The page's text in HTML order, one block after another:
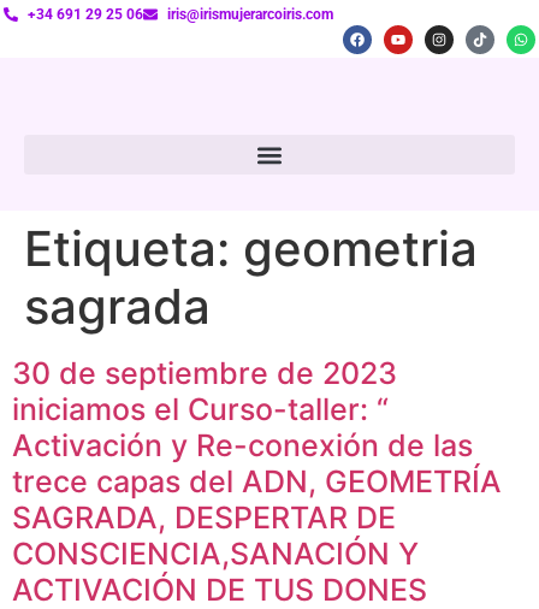
+34 691 29 25 06 iris@irismujerarcoiris.com
Etiqueta: geometria
sagrada
30 de septiembre de 2023
iniciamos el Curso-taller: “
Activación y Re-conexión de las
trece capas del ADN, GEOMETRÍA
SAGRADA, DESPERTAR DE
CONSCIENCIA,SANACIÓN Y
ACTIVACIÓN DE TUS DONES